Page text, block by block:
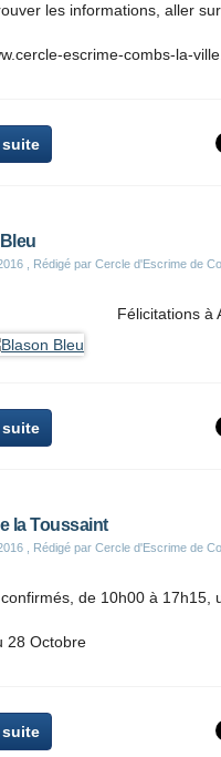
les informations, aller
escrime-combs-la-
suite
, Rédigé par Cercle d'Escrime de
Félicitations à
suite
la Toussaint
, Rédigé par Cercle d'Escrime de
de 10h00 à 17h15,
28 Octobre
suite